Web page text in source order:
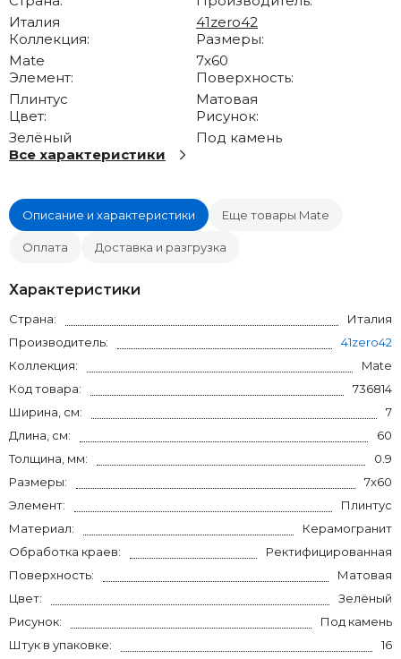
Италия
41zero42
Коллекция:
Mate
Размеры:
7x60
Элемент:
Плинтус
Поверхность:
Матовая
Цвет:
Зелёный
Рисунок:
Под камень
Все характеристики
Описание и характеристики Еще товары Mate
Оплата Доставка и разгрузка
Характеристики
Страна:
Италия
Производитель:
41zero42
Коллекция:
Mate
Код товара:
736814
Ширина, см:
7
Длина, см:
60
Толщина, мм:
0.9
Размеры:
7x60
Элемент:
Плинтус
Материал:
Керамогранит
Обработка краев:
Ректифицированная
Поверхность:
Матовая
Цвет:
Зелёный
Рисунок:
Под камень
Штук в упаковке:
16